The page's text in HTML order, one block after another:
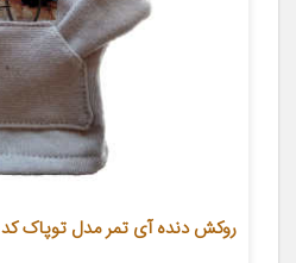
روکش دنده آی تمر مدل توپاک کد 266